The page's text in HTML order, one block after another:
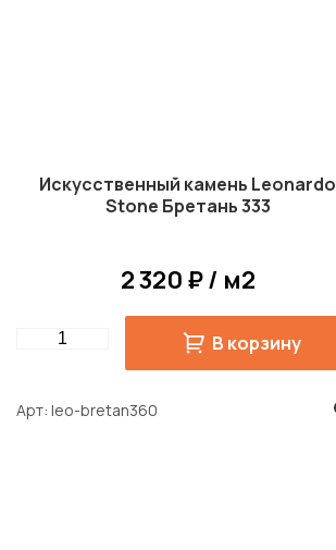
Искусственный камень Leonardo
Stone Бретань 333
2 320 ₽ / м2
Quantity В корзину
Арт leo-bretan360